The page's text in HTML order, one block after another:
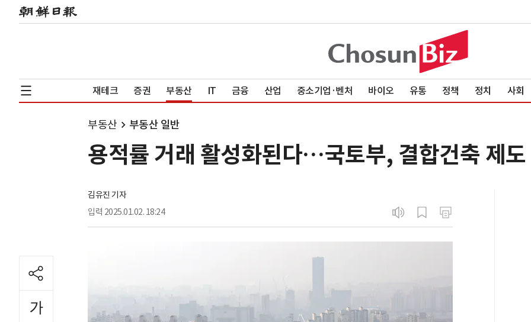
재테크 증권 부동산 IT 금융 산업 중소기업·벤처 바이오 유통 정책 정치 사회
부동산 부동산 일반
용적률 거래 활성화된다…국토부, 결합건축 제도
김유진 기자
입력 2025.01.02. 18:24